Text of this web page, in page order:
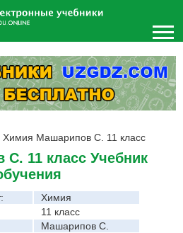
Химия Машарипов С. 11 класс
11 класс Учебник
Химия
11 класс
Машарипов С.